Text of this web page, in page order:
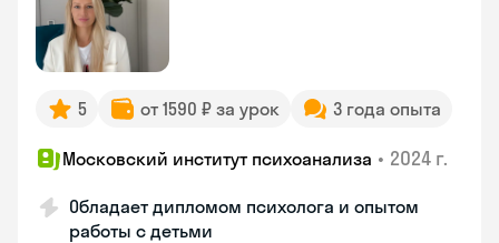
5 от 1590 ₽ за урок 3 года опыта
Московский институт психоанализа • 2024 г.
Обладает дипломом психолога и опытом
работы с детьми